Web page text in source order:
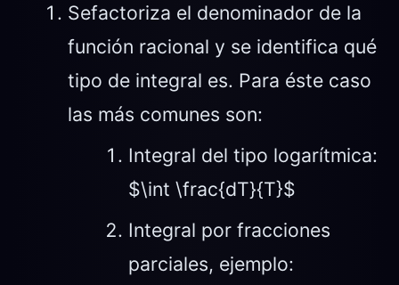
Sefactoriza el denominador de la
función racional y se identifica qué
tipo de integral es. Para éste caso
las más comunes son:
Integral del tipo logarítmica:
$\int \frac{dT}{T}$
Integral por fracciones
parciales, ejemplo: